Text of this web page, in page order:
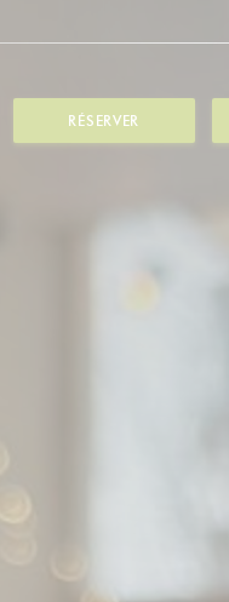
RÉSERVER